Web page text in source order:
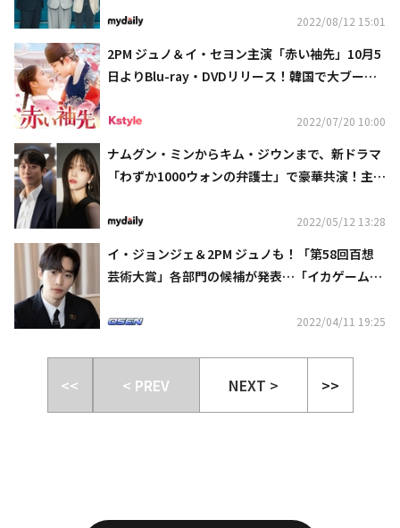
2022/08/12 15:01
2PM ジュノ＆イ・セヨン主演「赤い袖先」10月5
日よりBlu-ray・DVDリリース！韓国で大ブーム
本上陸
2022/07/20 10:00
ナムグン・ミンからキム・ジウンまで、新ドラマ
「わずか1000ウォンの弁護士」で豪華共演！主演
2022/05/12 13:28
イ・ジョンジェ＆2PM ジュノも！「第58回百想
芸術大賞」各部門の候補が発表…「イカゲーム」
2022/04/11 19:25
<< < PREV NEXT > >>